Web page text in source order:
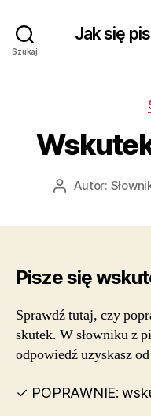
Szukaj
Jak się
AutorAutor:
Pisze się
Sprawdź tutaj, czy
skutek. W słowniku z
odpowiedź uzyskasz
✓ POPRAWNIE: